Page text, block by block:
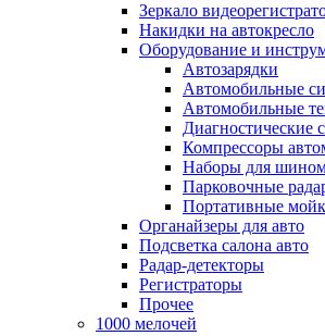
Зеркало
Накидки на автокресло
Оборудование и
Автозарядки
Автомобильные
Автомобильные
Диагностические
Компрессоры
Наборы для
Парковочные
Портативные
Органайзеры для авто
Подсветка салона авто
Радар-детекторы
Регистраторы
Прочее
1000 мелочей